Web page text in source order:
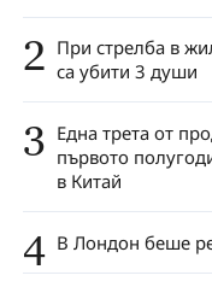
2 При стрелба в
са убити 3 души
3 Една трета от
първото
в Китай
4 В Лондон беше